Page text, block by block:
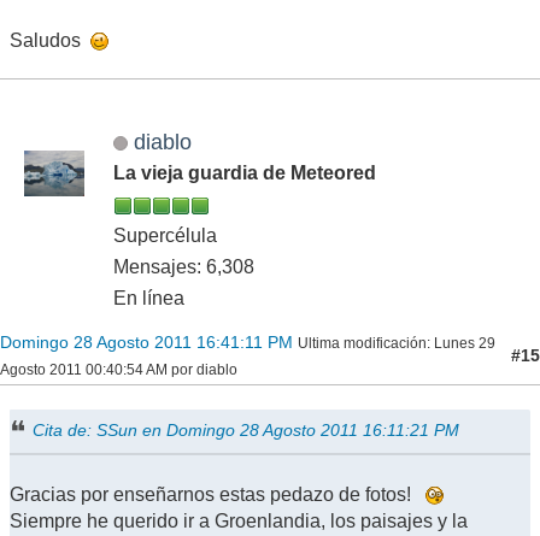
Saludos
diablo
La vieja guardia de Meteored
Supercélula
Mensajes: 6,308
En línea
Domingo 28 Agosto 2011 16:41:11 PM Ultima modificación: Lunes 29
Agosto 2011 00:40:54 AM por diablo
#15
Cita de: SSun en Domingo 28 Agosto 2011 16:11:21 PM
Gracias por enseñarnos estas pedazo de fotos!
Siempre he querido ir a Groenlandia, los paisajes y la